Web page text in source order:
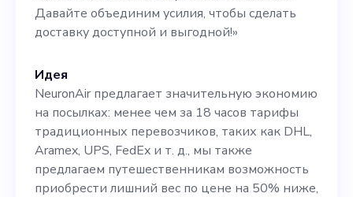
разрабатывать продукты и
зарекомендовавший себя в
сфере стартапов. В идеале
— человека, который
руководил командами,
разбирается в
искусственном интеллекте,
Давайте объединим усилия, чтобы сделать
доставку доступной и выгодной!»
Идея
NeuronAir предлагает значительную экономию
на посылках: менее чем за 18 часов тарифы
традиционных перевозчиков, таких как DHL,
Aramex, UPS, FedEx и т. д., мы также
предлагаем путешественникам возможность
приобрести лишний вес по цене на 50% ниже,